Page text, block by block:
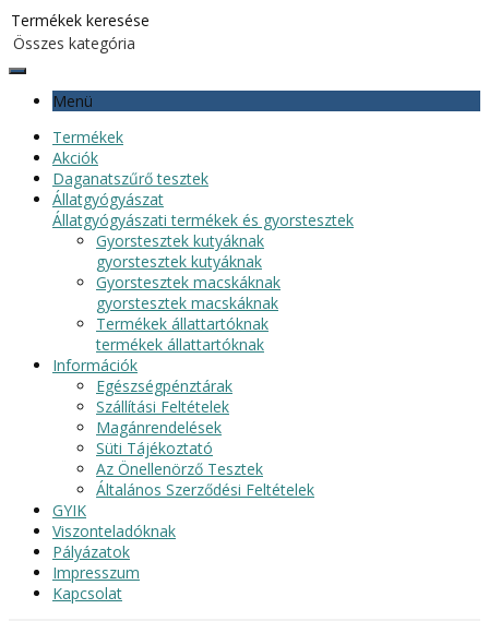
Menü
Termékek
Akciók
Daganatszűrő tesztek
Állatgyógyászat
Állatgyógyászati termékek és gyorstesztek
Gyorstesztek kutyáknak
gyorstesztek kutyáknak
Gyorstesztek macskáknak
gyorstesztek macskáknak
Termékek állattartóknak
termékek állattartóknak
Információk
Egészségpénztárak
Szállítási Feltételek
Magánrendelések
Süti Tájékoztató
Az Önellenörző Tesztek
Általános Szerződési Feltételek
GYIK
Viszonteladóknak
Pályázatok
Impresszum
Kapcsolat